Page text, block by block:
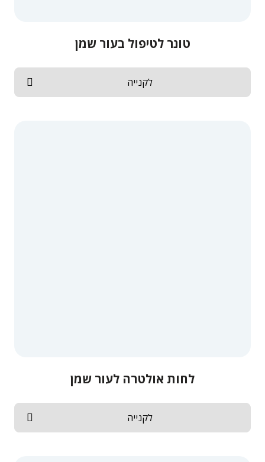
טונר לטיפול בעור שמן
לקנייה
לחות אולטרה לעור שמן
לקנייה